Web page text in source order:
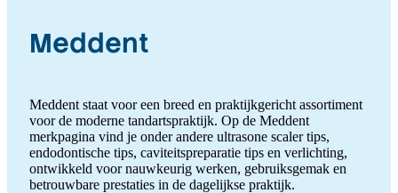
Meddent
Meddent staat voor een breed en praktijkgericht assortiment
voor de moderne tandartspraktijk. Op de Meddent
merkpagina vind je onder andere ultrasone scaler tips,
endodontische tips, caviteitspreparatie tips en verlichting,
ontwikkeld voor nauwkeurig werken, gebruiksgemak en
betrouwbare prestaties in de dagelijkse praktijk.